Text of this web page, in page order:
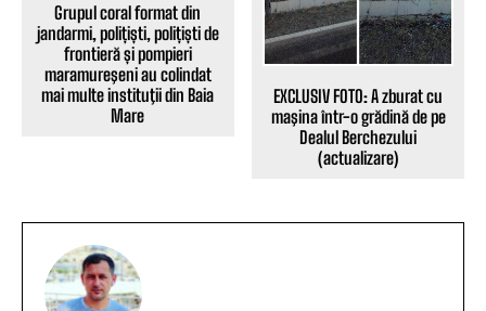
Grupul coral format din
jandarmi, polițiști, polițiști de
frontieră și pompieri
maramureşeni au colindat
mai multe instituţii din Baia
Mare
EXCLUSIV FOTO: A zburat cu
maşina într-o grădină de pe
Dealul Berchezului
(actualizare)